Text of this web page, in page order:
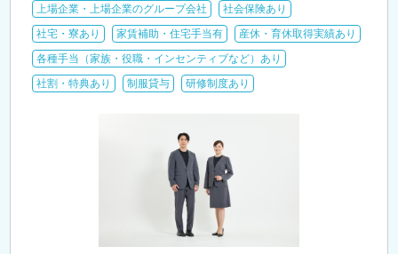
上場企業・上場企業のグループ会社
社会保険あり
社宅・寮あり
家賃補助・住宅手当有
産休・育休取得実績あり
各種手当（家族・役職・インセンティブなど）あり
社割・特典あり
制服貸与 研修制度あり